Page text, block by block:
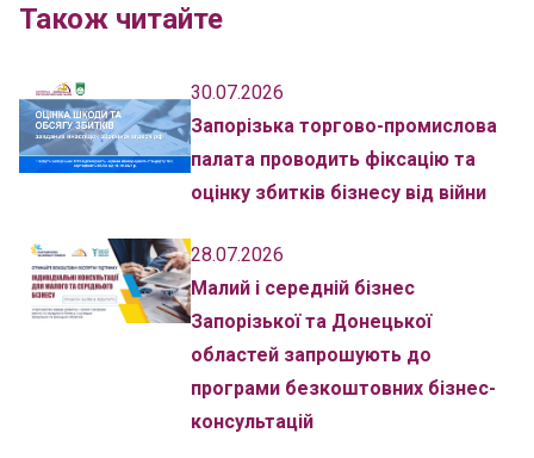
Також читайте
30.07.2026
Запорізька торгово-промислова
палата проводить фіксацію та
оцінку збитків бізнесу від війни
28.07.2026
Малий і середній бізнес
Запорізької та Донецької
областей запрошують до
програми безкоштовних бізнес-
консультацій